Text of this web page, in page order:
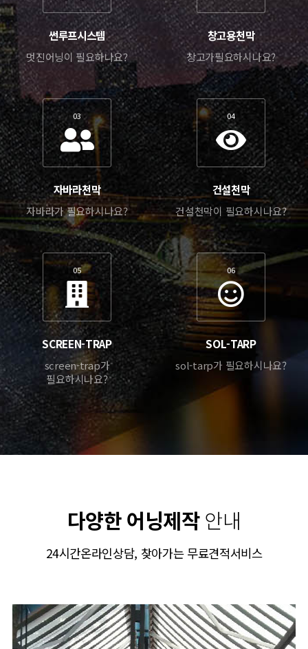
썬루프시스템
멋진어닝이 필요하나요?
창고용천막
창고가필요하시나요?
03
자바라천막
자바라가 필요하시나요?
04
건설천막
건설천막이 필요하시나요?
05
SCREEN-TRAP
screen-trap가
필요하시나요?
06
SOL-TARP
sol-tarp가 필요하시나요?
다양한 어닝제작안내
24시간온라인상담, 찾아가는 무료견적서비스